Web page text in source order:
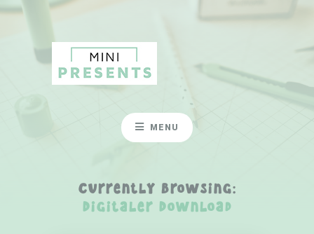
MENU
Currently Browsing:
Digitaler Download